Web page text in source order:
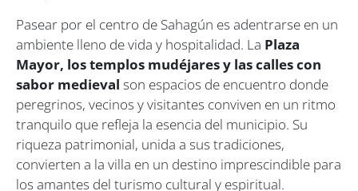
Pasear por el centro de Sahagún es adentrarse en un
ambiente lleno de vida y hospitalidad. La Plaza
Mayor, los templos mudéjares y las calles con
sabor medieval son espacios de encuentro donde
peregrinos, vecinos y visitantes conviven en un ritmo
tranquilo que refleja la esencia del municipio. Su
riqueza patrimonial, unida a sus tradiciones,
convierten a la villa en un destino imprescindible para
los amantes del turismo cultural y espiritual.